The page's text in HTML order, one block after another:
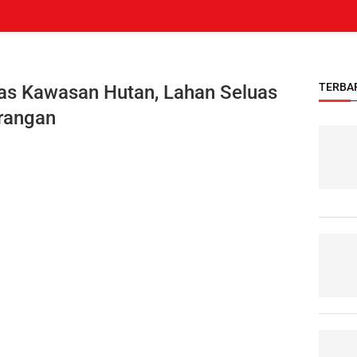
Kawasan Hutan, Lahan Seluas